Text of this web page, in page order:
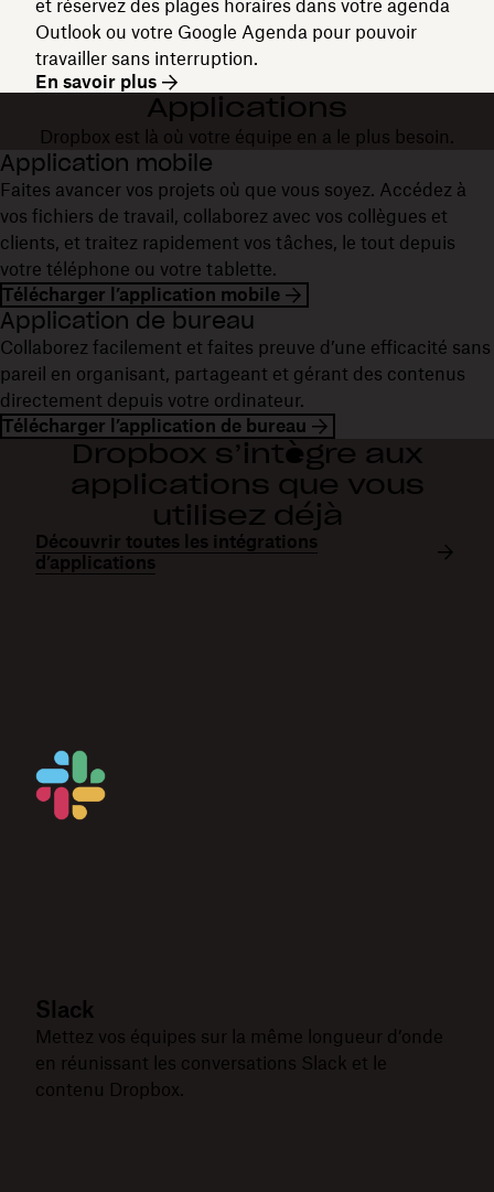
et réservez des plages horaires dans votre agenda
Outlook ou votre Google Agenda pour pouvoir
travailler sans interruption.
En savoir plus
Applications
Dropbox est là où votre équipe en a le plus besoin.
Application mobile
Faites avancer vos projets où que vous soyez. Accédez à
vos fichiers de travail, collaborez avec vos collègues et
clients, et traitez rapidement vos tâches, le tout depuis
votre téléphone ou votre tablette.
Télécharger l’application mobile
Application de bureau
Collaborez facilement et faites preuve d’une efficacité sans
pareil en organisant, partageant et gérant des contenus
directement depuis votre ordinateur.
Télécharger l’application de bureau
Dropbox s’intègre aux
applications que vous
utilisez déjà
Découvrir toutes les intégrations
d’applications
Slack
Mettez vos équipes sur la même longueur d’onde
en réunissant les conversations Slack et le
contenu Dropbox.